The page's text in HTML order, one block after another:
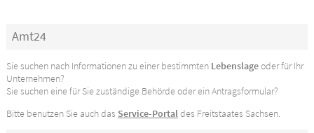
Amt24
Sie suchen nach Informationen zu einer bestimmten Lebenslageoder für Ihr
Unternehmen?
Sie suchen eine für Sie zuständige Behörde oder ein Antragsformular?
Bitte benutzen Sie auch das Service-Portaldes Freitstaates Sachsen.